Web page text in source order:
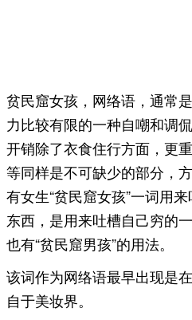
贫民窟女孩，网络语，通常
力比较有限的一种自嘲和调
开销除了衣食住行方面，更
等同样是不可缺少的部分，
有女生“贫民窟女孩”一词用
东西，是用来吐槽自己穷的
也有“贫民窟男孩”的用法。
该词作为网络语最早出现是
自于美妆界。